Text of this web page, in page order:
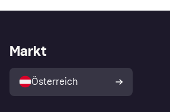
Markt
Österreich